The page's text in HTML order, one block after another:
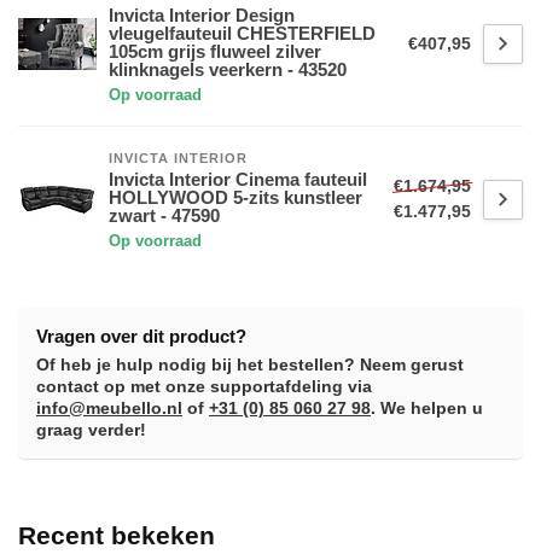
Invicta Interior Design
vleugelfauteuil CHESTERFIELD
105cm grijs fluweel zilver
klinknagels veerkern - 43520
Op voorraad
€407,95
INVICTA INTERIOR
Invicta Interior Cinema fauteuil
HOLLYWOOD 5-zits kunstleer
zwart - 47590
Op voorraad
€1.674,95
€1.477,95
Vragen over dit product?
Of heb je hulp nodig bij het bestellen? Neem gerust
contact op met onze supportafdeling via
info@meubello.nl of +31 (0) 85 060 27 98. We helpen u
graag verder!
Recent bekeken